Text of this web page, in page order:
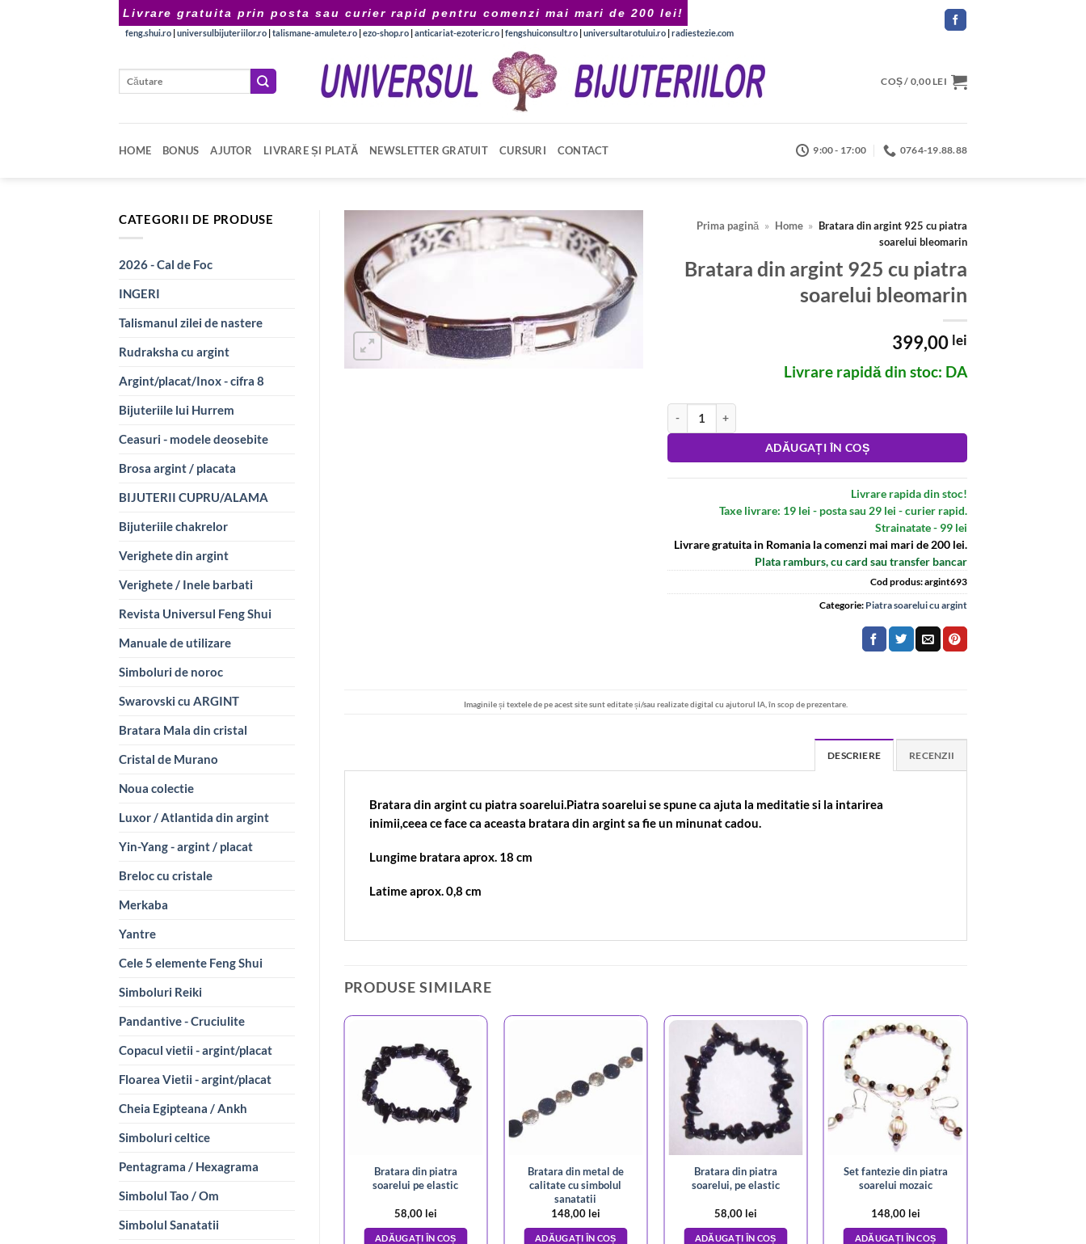
Livrare gratuita prin posta sau curier rapid pentru comenzi mai mari de 200 lei!
feng.shui.ro|universulbijuteriilor.ro|talismane-amulete.ro|ezo-shop.ro|anticariat-ezoteric.ro|fengshuiconsult.ro|universultarotului.ro|radiestezie.com
Caută
COȘ / 0,00 LEI
HOME BONUS AJUTOR LIVRARE ȘI PLATĂ NEWSLETTER GRATUIT CURSURI CONTACT 9:00 - 17:00 0764-19.88.88
CATEGORII DE PRODUSE
2026 - Cal de Foc
INGERI
Talismanul zilei de nastere
Rudraksha cu argint
Argint/placat/Inox - cifra 8
Bijuteriile lui Hurrem
Ceasuri - modele deosebite
Brosa argint / placata
BIJUTERII CUPRU/ALAMA
Bijuteriile chakrelor
Verighete din argint
Verighete / Inele barbati
Revista Universul Feng Shui
Manuale de utilizare
Simboluri de noroc
Swarovski cu ARGINT
Bratara Mala din cristal
Cristal de Murano
Noua colectie
Luxor / Atlantida din argint
Yin-Yang - argint / placat
Breloc cu cristale
Merkaba
Yantre
Cele 5 elemente Feng Shui
Simboluri Reiki
Pandantive - Cruciulite
Copacul vietii - argint/placat
Floarea Vietii - argint/placat
Cheia Egipteana / Ankh
Simboluri celtice
Pentagrama / Hexagrama
Simbolul Tao / Om
Simbolul Sanatatii
Prima pagină » Home » Bratara din argint 925 cu piatra
soarelui bleomarin
Bratara din argint 925 cu piatra
soarelui bleomarin
399,00 lei
Livrare rapidă din stoc: DA
ADĂUGAȚI ÎN COȘ
Alternative:
Livrare rapida din stoc!
Taxe livrare: 19 lei - posta sau 29 lei - curier rapid.
Strainatate - 99 lei
Livrare gratuita in Romania la comenzi mai mari de 200 lei.
Plata ramburs, cu card sau transfer bancar
Cod produs:argint693
Categorie: Piatra soarelui cu argint
Imaginile și textele de pe acest site sunt editate și/sau realizate digital cu ajutorul IA, în scop de prezentare.
DESCRIERE RECENZII
Bratara din argint cu piatra soarelui.Piatra soarelui se spune ca ajuta la meditatie si la intarirea
inimii,ceea ce face ca aceasta bratara din argint sa fie un minunat cadou.
Lungime bratara aprox. 18 cm
Latime aprox. 0,8 cm
PRODUSE SIMILARE
Bratara din piatra
soarelui pe elastic
58,00 lei
ADĂUGAȚI ÎN COȘ
Bratara din metal de
calitate cu simbolul
sanatatii
148,00 lei
ADĂUGAȚI ÎN COȘ
Bratara din piatra
soarelui, pe elastic
58,00 lei
ADĂUGAȚI ÎN COȘ
Set fantezie din piatra
soarelui mozaic
148,00 lei
ADĂUGAȚI ÎN COȘ